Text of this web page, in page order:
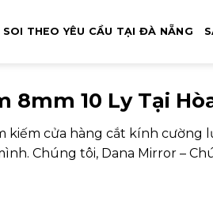
SOI THEO YÊU CẦU TẠI ĐÀ NẴNG
10 Ly Tại
cửa hàng cắt kính cường
Chúng tôi, Dana Mirror –